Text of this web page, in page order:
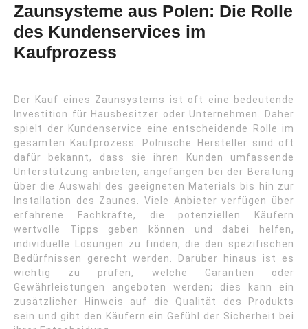
Zaunsysteme aus Polen: Die Rolle
des Kundenservices im
Kaufprozess
Der Kauf eines Zaunsystems ist oft eine bedeutende
Investition für Hausbesitzer oder Unternehmen. Daher
spielt der Kundenservice eine entscheidende Rolle im
gesamten Kaufprozess. Polnische Hersteller sind oft
dafür bekannt, dass sie ihren Kunden umfassende
Unterstützung anbieten, angefangen bei der Beratung
über die Auswahl des geeigneten Materials bis hin zur
Installation des Zaunes. Viele Anbieter verfügen über
erfahrene Fachkräfte, die potenziellen Käufern
wertvolle Tipps geben können und dabei helfen,
individuelle Lösungen zu finden, die den spezifischen
Bedürfnissen gerecht werden. Darüber hinaus ist es
wichtig zu prüfen, welche Garantien oder
Gewährleistungen angeboten werden; dies kann ein
zusätzlicher Hinweis auf die Qualität des Produkts
sein und gibt den Käufern ein Gefühl der Sicherheit bei